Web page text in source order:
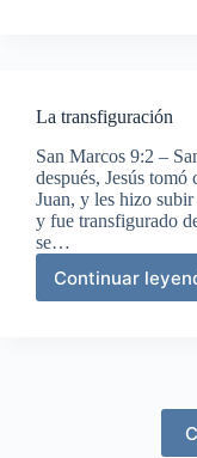
La transfiguración
San Marcos 9:2 –
después, Jesús tomó
Juan, y les hizo
y fue transfigurado
se…
ContinuarLa